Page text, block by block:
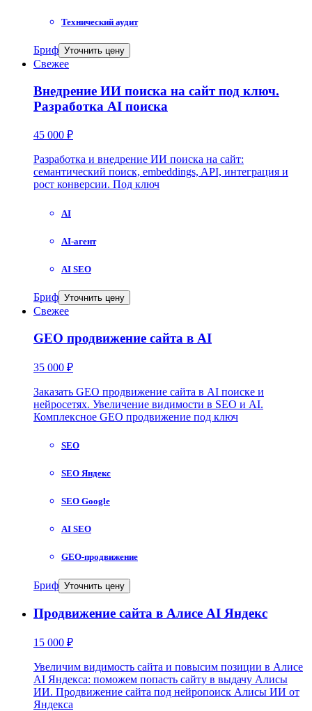
Технический аудит
Бриф Уточнить цену
Свежее
Внедрение ИИ поиска на сайт под ключ.
Разработка AI поиска
45 000 ₽
Разработка и внедрение ИИ поиска на сайт:
семантический поиск, embeddings, API, интеграция и
рост конверсии. Под ключ
AI
AI-агент
AI SEO
Бриф Уточнить цену
Свежее
GEO продвижение сайта в AI
35 000 ₽
Заказать GEO продвижение сайта в AI поиске и
нейросетях. Увеличение видимости в SEO и AI.
Комплексное GEO продвижение под ключ
SEO
SEO Яндекс
SEO Google
AI SEO
GEO-продвижение
Бриф Уточнить цену
Продвижение сайта в Алисе AI Яндекс
15 000 ₽
Увеличим видимость сайта и повысим позиции в Алисе
AI Яндекса: поможем попасть сайту в выдачу Алисы
ИИ. Продвижение сайта под нейропоиск Алисы ИИ от
Яндекса